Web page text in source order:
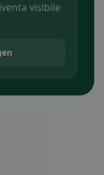
visibile